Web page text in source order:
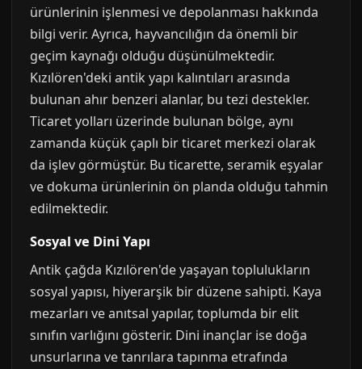
ürünlerinin işlenmesi ve depolanması hakkında
bilgi verir. Ayrıca, hayvancılığın da önemli bir
geçim kaynağı olduğu düşünülmektedir.
Kızılören'deki antik yapı kalıntıları arasında
bulunan ahır benzeri alanlar, bu tezi destekler.
Ticaret yolları üzerinde bulunan bölge, aynı
zamanda küçük çaplı bir ticaret merkezi olarak
da işlev görmüştür. Bu ticarette, seramik eşyalar
ve dokuma ürünlerinin ön planda olduğu tahmin
edilmektedir.
Sosyal ve Dini Yapı
Antik çağda Kızılören'de yaşayan toplulukların
sosyal yapısı, hiyerarşik bir düzene sahipti. Kaya
mezarları ve anıtsal yapılar, toplumda bir elit
sınıfın varlığını gösterir. Dini inançlar ise doğa
unsurlarına ve tanrılara tapınma etrafında